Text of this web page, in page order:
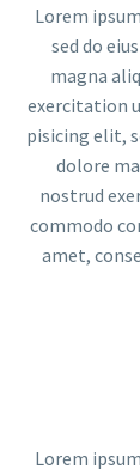
Lorem
sed do
magna
exercitation
pisicing elit,
dolore
nostrud
commodo
amet,
Lorem